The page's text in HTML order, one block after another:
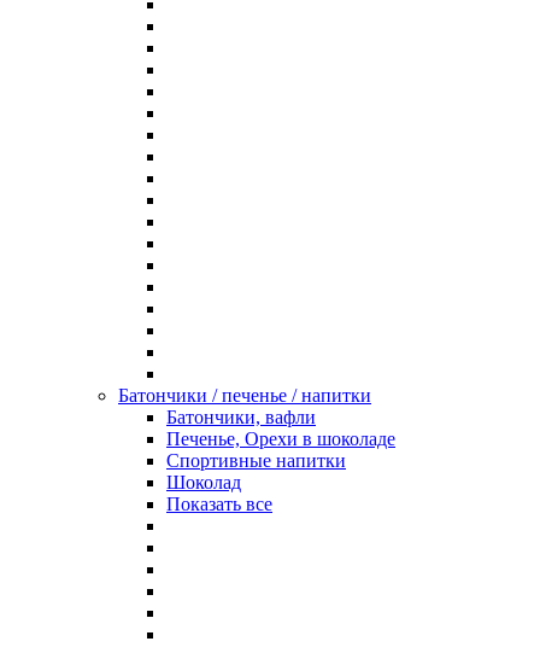
Батончики / печенье / напитки
Батончики, вафли
Печенье, Орехи в шоколаде
Спортивные напитки
Шоколад
Показать все